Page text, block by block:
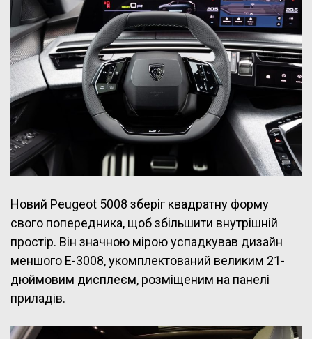
Новий Peugeot 5008 зберіг квадратну форму
свого попередника, щоб збільшити внутрішній
простір. Він значною мірою успадкував дизайн
меншого E-3008, укомплектований великим 21-
дюймовим дисплеєм, розміщеним на панелі
приладів.